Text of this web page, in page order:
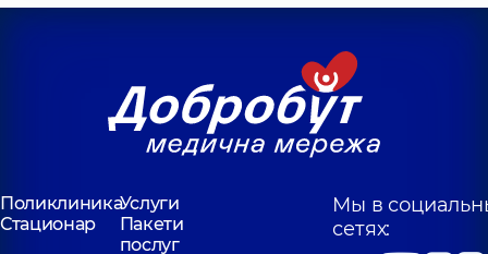
ПоликлиникаУслуги
Стационар
Пакети
послуг
Мы в
сетях: